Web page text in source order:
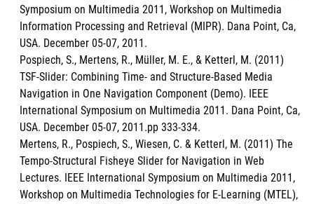
Symposium on Multimedia 2011, Workshop on Multimedia
Information Processing and Retrieval (MIPR). Dana Point, Ca,
USA. December 05-07, 2011.
Pospiech, S., Mertens, R., Müller, M. E., & Ketterl, M. (2011)
TSF-Slider: Combining Time- and Structure-Based Media
Navigation in One Navigation Component (Demo). IEEE
International Symposium on Multimedia 2011. Dana Point, Ca,
USA. December 05-07, 2011.pp 333-334.
Mertens, R., Pospiech, S., Wiesen, C. & Ketterl, M. (2011) The
Tempo-Structural Fisheye Slider for Navigation in Web
Lectures. IEEE International Symposium on Multimedia 2011,
Workshop on Multimedia Technologies for E-Learning (MTEL),